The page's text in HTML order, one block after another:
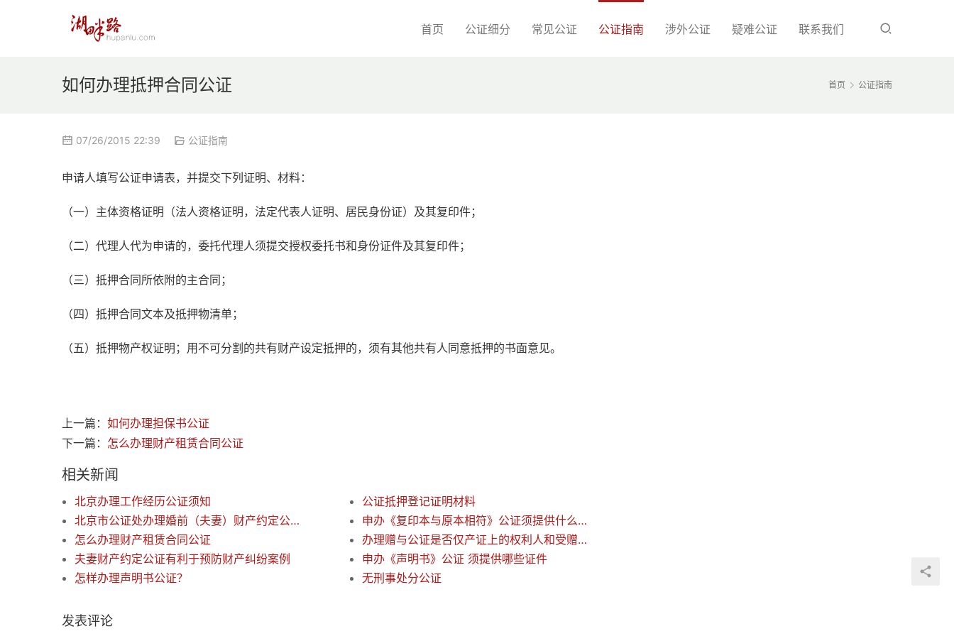
首页 公证细分 常见公证 公证指南 涉外公证 疑难公证 联系我们
首页 公证指南
如何办理抵押合同公证
07/26/2015 22:39 公证指南
申请人填写公证申请表，并提交下列证明、材料：
（一）主体资格证明（法人资格证明，法定代表人证明、居民身份证）及其复印件；
（二）代理人代为申请的，委托代理人须提交授权委托书和身份证件及其复印件；
（三）抵押合同所依附的主合同；
（四）抵押合同文本及抵押物清单；
（五）抵押物产权证明；用不可分割的共有财产设定抵押的，须有其他共有人同意抵押的书面意见。
上一篇： 如何办理担保书公证
下一篇： 怎么办理财产租赁合同公证
相关新闻
北京办理工作经历公证须知
公证抵押登记证明材料
北京市公证处办理婚前（夫妻）财产约定公证的说明
申办《复印本与原本相符》公证须提供什么证件
怎么办理财产租赁合同公证
办理赠与公证是否仅产证上的权利人和受赠人到场即可？
夫妻财产约定公证有利于预防财产纠纷案例
申办《声明书》公证 须提供哪些证件
怎样办理声明书公证？
无刑事处分公证
发表评论